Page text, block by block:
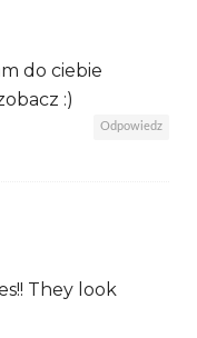
do ciebie
:)
Odpowiedz
They look